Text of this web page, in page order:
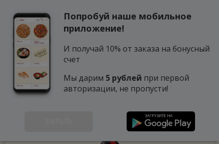
Попробуй наше мобильное
приложение!
И получай 10% от заказа на бонусный
счет
Мы дарим 5 рублей при первой
авторизации, не пропусти!